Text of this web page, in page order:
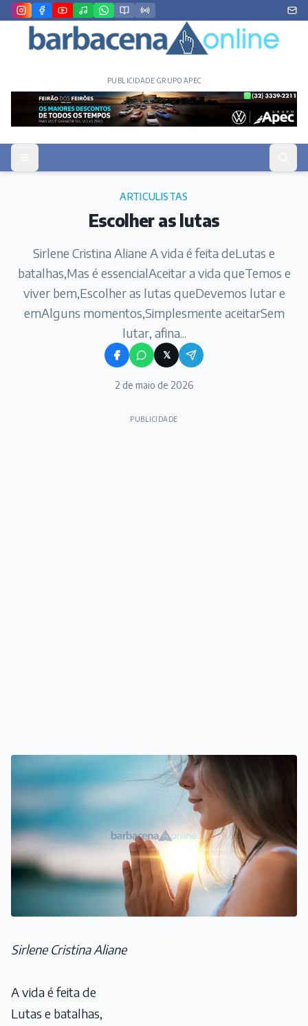
PUBLICIDADE GRUPO APEC
ARTICULISTAS
Escolher as lutas
Sirlene Cristina Aliane A vida é feita deLutas e
batalhas,Mas é essencialAceitar a vida queTemos e
viver bem,Escolher as lutas queDevemos lutar e
emAlguns momentos,Simplesmente aceitarSem
lutar, afina...
𝕏
2 de maio de 2026
PUBLICIDADE
Sirlene Cristina Aliane
A vida é feita de
Lutas e batalhas,